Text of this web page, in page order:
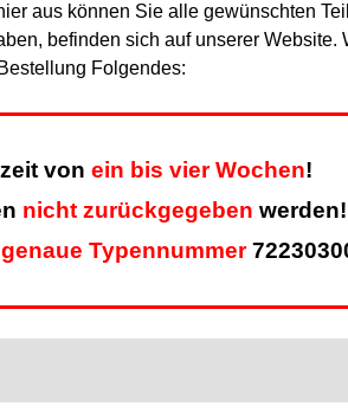
aus können Sie alle gewünschten
befinden sich auf unserer
Folgendes:
von ein bis vier Wochen!
nicht zurückgegeben werden!
genaue Typennummer